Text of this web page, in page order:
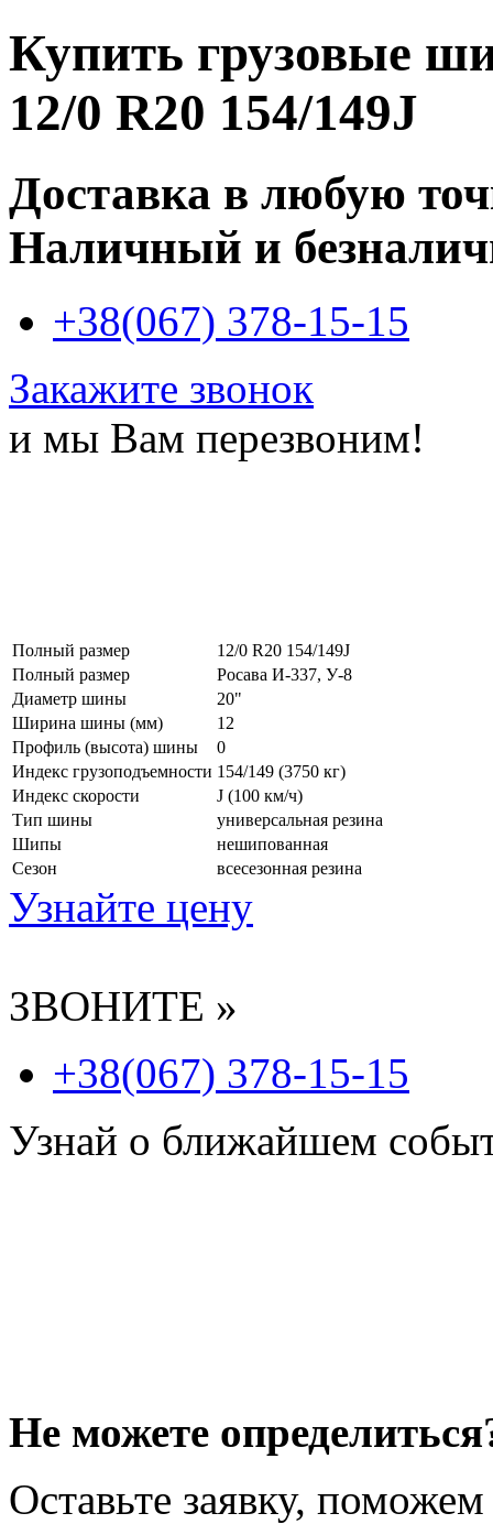
Купить грузовые
12/0 R20 154/149J
Доставка в любую
Наличный и
+38(067) 378-15-15
Закажите звонок
и мы Вам перезвоним!
Полный размер
12/0 R20 154/149J
Полный размер
Росава И-337, У-8
Диаметр шины
20"
Ширина шины (мм)
12
Профиль (высота) шины
0
Индекс грузоподъемности 154/149 (3750 кг)
Индекс скорости
J (100 км/ч)
Тип шины
универсальная резина
Шипы
нешипованная
Сезон
всесезонная резина
Узнайте цену
ЗВОНИТЕ »
+38(067) 378-15-15
Узнай о ближайшем
Не можете
Оставьте заявку,